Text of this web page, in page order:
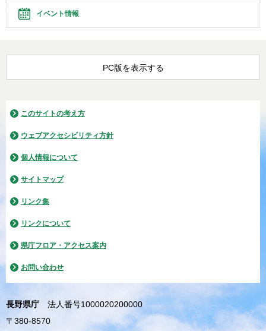
イベント情報
PC版を表示する
このサイトの考え方
ウェブアクセシビリティ方針
個人情報について
サイトマップ
リンク集
リンクについて
県庁フロア・アクセス案内
お問い合わせ
長野県庁
法人番号1000020200000
〒380-8570